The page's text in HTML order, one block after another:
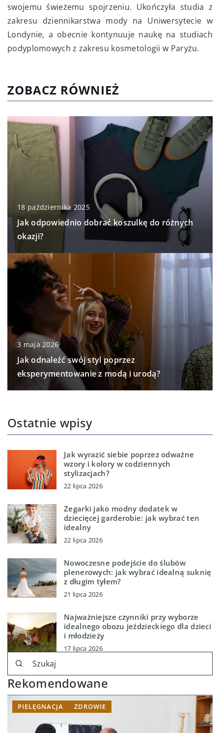
swojemu świeżemu spojrzeniu. Ukończyła studia z
zakresu dziennikarstwa mody na Uniwersytecie w
Londynie, a obecnie kontynuuje naukę na studiach
podyplomowych z zakresu kosmetologii w Paryżu.
ZOBACZ RÓWNIEŻ
18 października 2025
Jak odpowiednio dobrać koszulkę do różnych
okazji?
3 maja 2026
Jak odnaleźć swój styl poprzez
eksperymentowanie z modą i urodą?
Ostatnie wpisy
Jak wyrazić siebie poprzez odważne
wzory i kolory w codziennych
stylizacjach?
22 lipca 2026
Zegarki jako modny dodatek w
dziecięcej garderobie: jak wybrać ten
idealny
22 lipca 2026
Nowoczesne podejście do ślubów
plenerowych: jak wybrać idealną suknię
z długim tyłem?
21 lipca 2026
Najważniejsze czynniki przy wyborze
idealnego obozu jeździeckiego dla dzieci
i młodzieży
17 lipca 2026
Rekomendowane
PIELĘGNACJA ZDROWIE